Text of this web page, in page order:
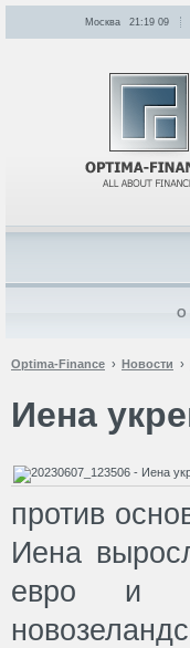
Optima-Finance Новости
Иена
против
Иена
евро и 5-
Москва 21:19 09
О